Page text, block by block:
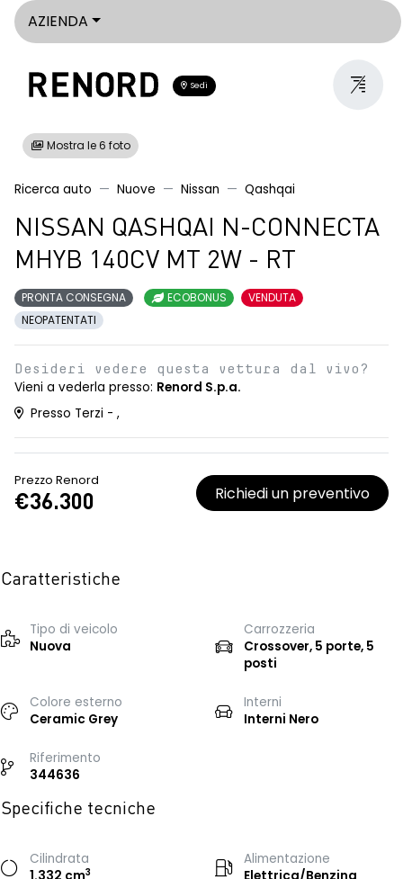
AZIENDA
Sedi
Mostra le 6 foto
Ricerca auto Nuove Nissan Qashqai
NISSAN QASHQAI N-CONNECTA
MHYB 140CV MT 2W - RT
PRONTA CONSEGNA ECOBONUS
VENDUTA
NEOPATENTATI
Desideri vedere questa vettura dal vivo?
Vieni a vederla presso: Renord S.p.a.
Presso Terzi - ,
Prezzo Renord
€36.300 Richiedi un preventivo
Caratteristiche
Tipo di veicolo
Nuova
Carrozzeria
Crossover, 5 porte, 5
posti
Colore esterno
Ceramic Grey
Interni
Interni Nero
Riferimento
344636
Specifiche tecniche
Cilindrata
3
Alimentazione